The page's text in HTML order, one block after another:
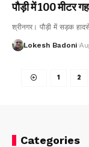
पौड़ी में 100 मीटर
श्रीनगर। पौड़ी में सड़क
Lokesh Badoni
1 2
Categories